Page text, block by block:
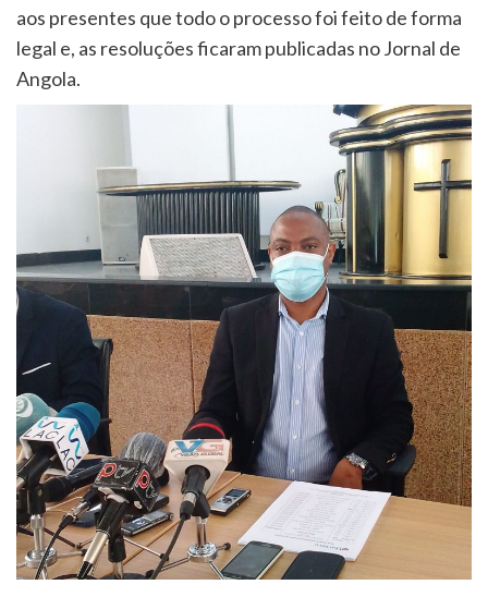
aos presentes que todo o processo foi feito de forma
legal e, as resoluções ficaram publicadas no Jornal de
Angola.